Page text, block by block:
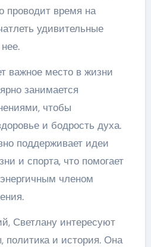
проводит время на
удивительные
важное место в жизни
занимается
чтобы
и бодрость духа.
поддерживает идеи
и спорта, что помогает
членом
Светлану интересуют
политика и история. Она